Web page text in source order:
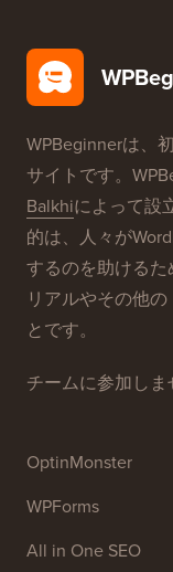
WPBeginnerは、
サイトです。
Balkhiによって設
的は、人々が
するのを助けるた
リアルやその他
とです。
チームに参加しま
OptinMonster
WPForms
All in One SEO